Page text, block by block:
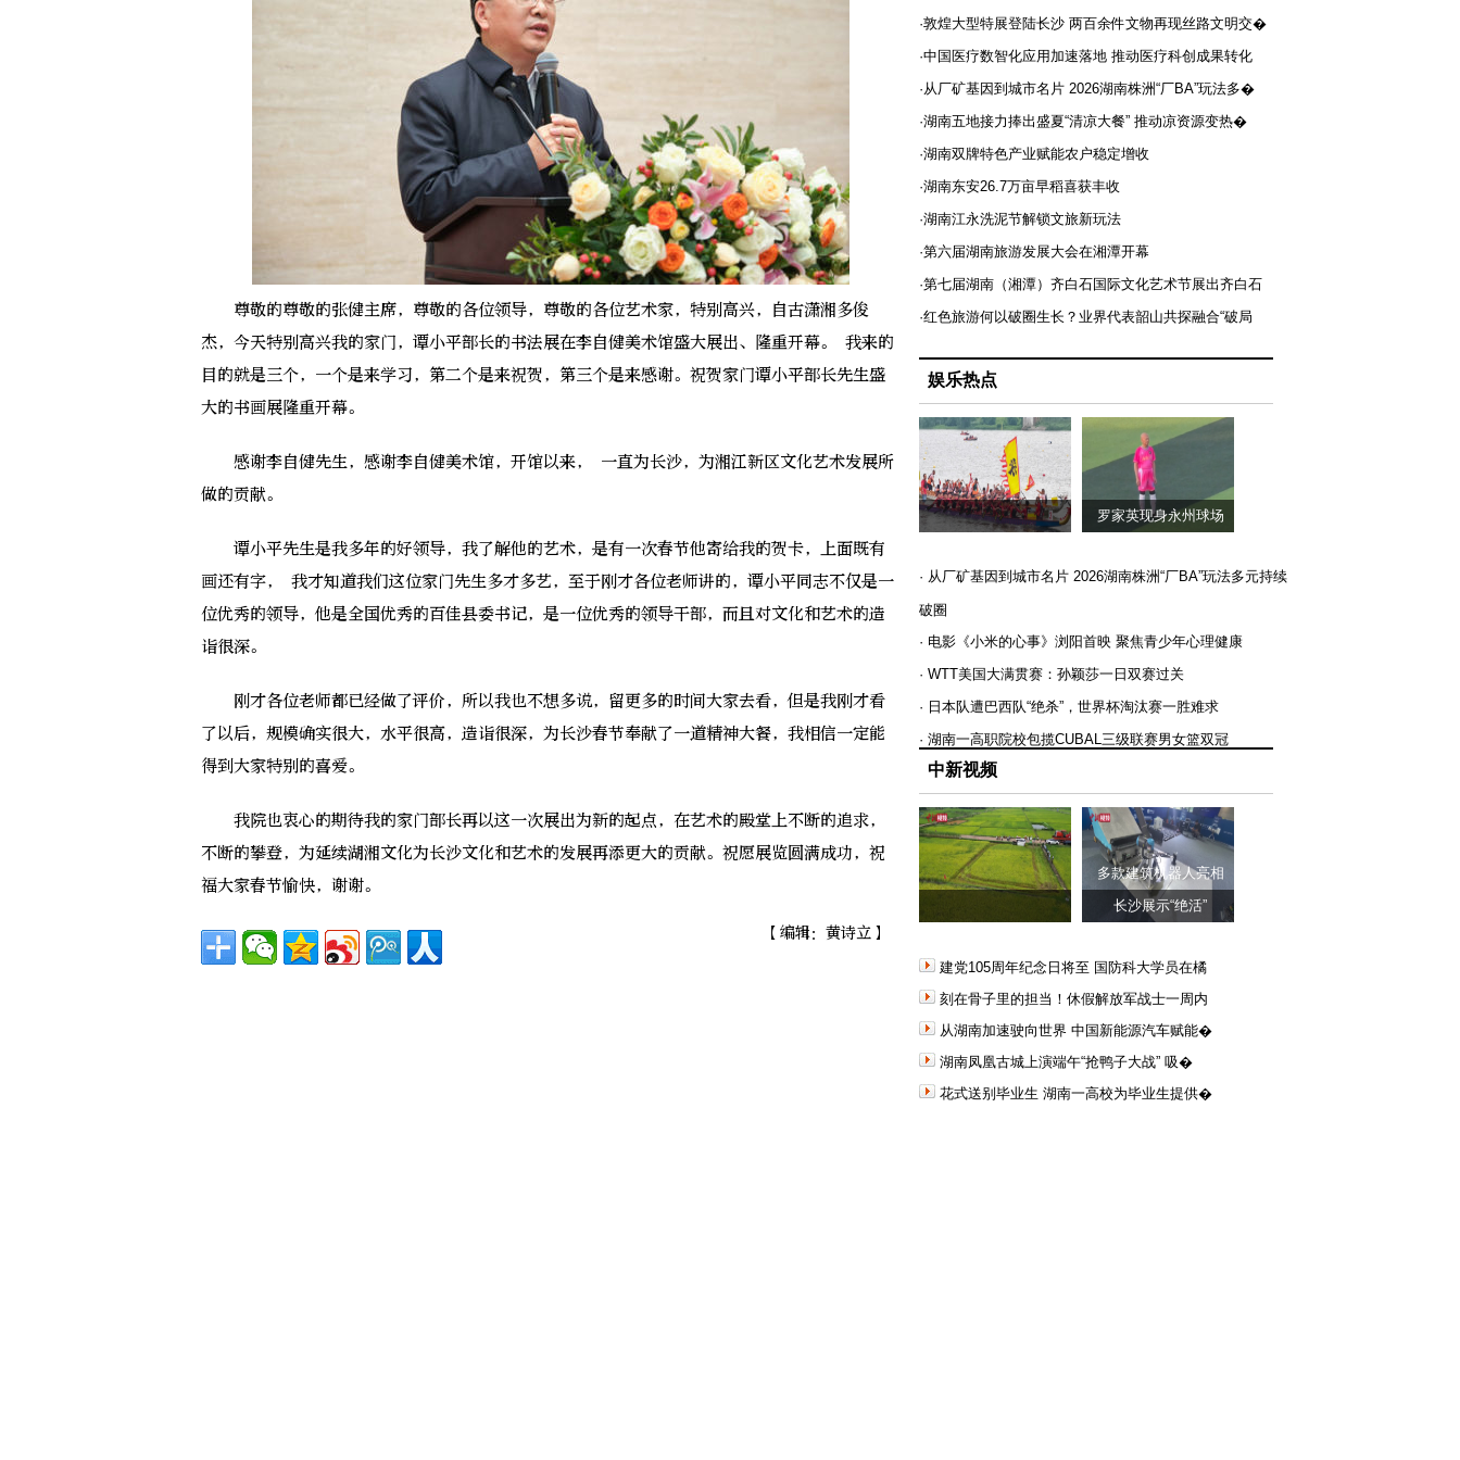
尊敬的尊敬的张健主席，尊敬的各位领导，尊敬的各位艺术家，特别高兴，自古潇湘多俊
杰，今天特别高兴我的家门，谭小平部长的书法展在李自健美术馆盛大展出、隆重开幕。 我来的
目的就是三个，一个是来学习，第二个是来祝贺，第三个是来感谢。祝贺家门谭小平部长先生盛
大的书画展隆重开幕。
感谢李自健先生，感谢李自健美术馆，开馆以来， 一直为长沙，为湘江新区文化艺术发展所
做的贡献。
谭小平先生是我多年的好领导，我了解他的艺术，是有一次春节他寄给我的贺卡，上面既有
画还有字， 我才知道我们这位家门先生多才多艺，至于刚才各位老师讲的，谭小平同志不仅是一
位优秀的领导，他是全国优秀的百佳县委书记，是一位优秀的领导干部，而且对文化和艺术的造
诣很深。
刚才各位老师都已经做了评价，所以我也不想多说，留更多的时间大家去看，但是我刚才看
了以后，规模确实很大，水平很高，造诣很深，为长沙春节奉献了一道精神大餐，我相信一定能
得到大家特别的喜爱。
我院也衷心的期待我的家门部长再以这一次展出为新的起点，在艺术的殿堂上不断的追求，
不断的攀登，为延续湖湘文化为长沙文化和艺术的发展再添更大的贡献。祝愿展览圆满成功，祝
福大家春节愉快，谢谢。
【编辑：黄诗立】
·敦煌大型特展登陆长沙 两百余件文物再现丝路文明交�
·中国医疗数智化应用加速落地 推动医疗科创成果转化
·从厂矿基因到城市名片 2026湖南株洲“厂BA”玩法多�
·湖南五地接力捧出盛夏“清凉大餐” 推动凉资源变热�
·湖南双牌特色产业赋能农户稳定增收
·湖南东安26.7万亩早稻喜获丰收
·湖南江永洗泥节解锁文旅新玩法
·第六届湖南旅游发展大会在湘潭开幕
·第七届湖南（湘潭）齐白石国际文化艺术节展出齐白石
·红色旅游何以破圈生长？业界代表韶山共探融合“破局
娱乐热点
罗家英现身永州球场
· 从厂矿基因到城市名片 2026湖南株洲“厂BA”玩法多元持续
破圈
· 电影《小米的心事》浏阳首映 聚焦青少年心理健康
· WTT美国大满贯赛：孙颖莎一日双赛过关
· 日本队遭巴西队“绝杀”，世界杯淘汰赛一胜难求
· 湖南一高职院校包揽CUBAL三级联赛男女篮双冠
中新视频
多款建筑机器人亮相
长沙展示“绝活”
建党105周年纪念日将至 国防科大学员在橘
刻在骨子里的担当！休假解放军战士一周内
从湖南加速驶向世界 中国新能源汽车赋能�
湖南凤凰古城上演端午“抢鸭子大战” 吸�
花式送别毕业生 湖南一高校为毕业生提供�